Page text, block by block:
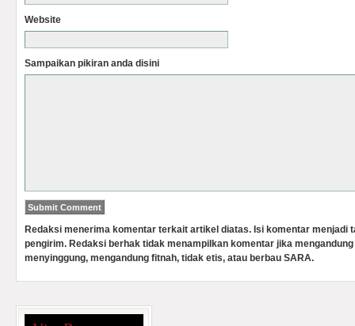
Website
Sampaikan pikiran anda disini
Redaksi menerima komentar terkait artikel diatas. Isi komentar menjadi
pengirim. Redaksi berhak tidak menampilkan komentar jika
menyinggung, mengandung fitnah, tidak etis, atau berbau SARA.